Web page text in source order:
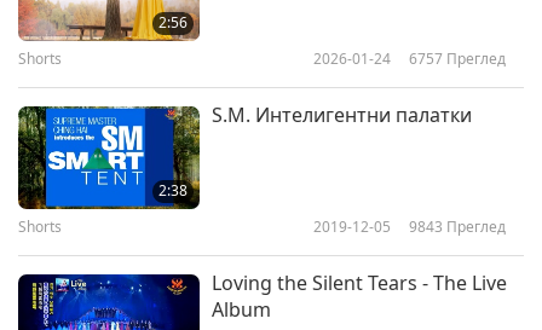
2:56
Shorts 2026-01-24 6757 Преглед
2:38
S.M. Интелигентни палатки
Shorts 2019-12-05 9843 Преглед
Loving the Silent Tears - The Live
Album